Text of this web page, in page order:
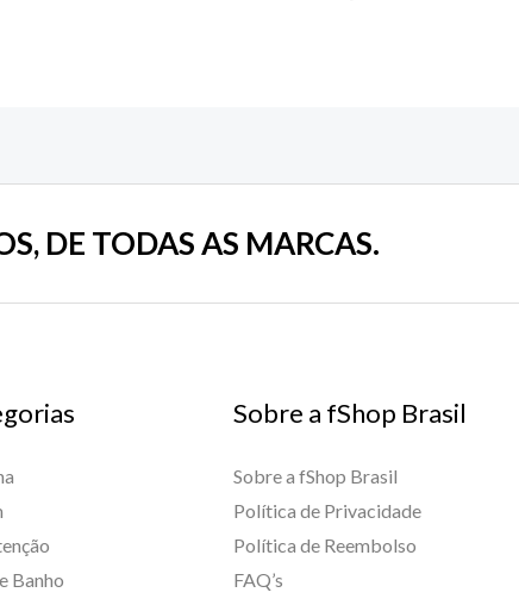
DE TODAS AS MARCAS.
Banho
Sobre a fShop Brasil
Sobre a fShop Brasil
Política de Privacidade
Política de Reembolso
FAQ’s